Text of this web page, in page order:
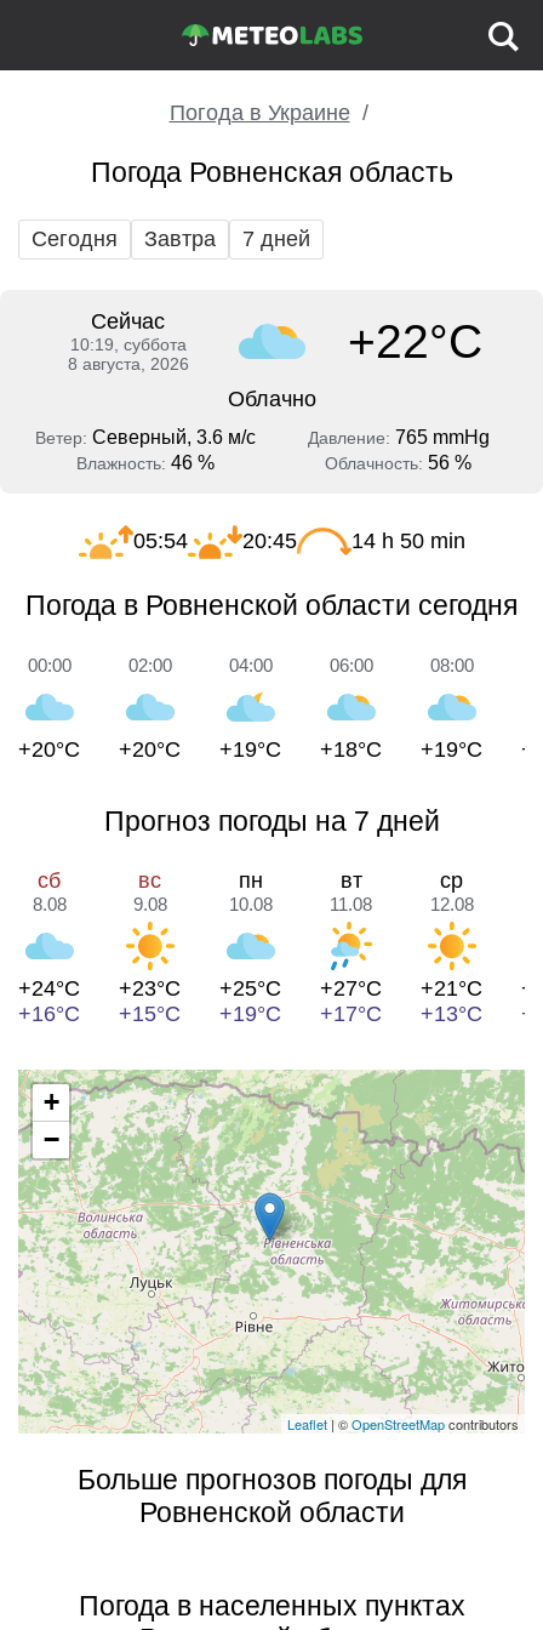
Погода в Украине
Погода Ровненская область
Сегодня Завтра 7 дней
Сейчас
10:19, суббота
8 августа, 2026
+22°C
Облачно
Ветер: Северный, 3.6 м/с Давление: 765 mmHg
Влажность: 46 % Облачность: 56 %
05:54 20:45 14 h 50 min
Погода в Ровненской области сегодня
00:00
+20°C
02:00
+20°C
04:00
+19°C
06:00
+18°C
08:00
+19°C
Прогноз погоды на 7 дней
сб
8.08
+24°C
+16°C
вс
9.08
+23°C
+15°C
пн
10.08
+25°C
+19°C
вт
11.08
+27°C
+17°C
ср
12.08
+21°C
+13°C
+
−
Leaflet | ©OpenStreetMapcontributors
Больше прогнозов погоды для
Ровненской области
Погода в населенных пунктах